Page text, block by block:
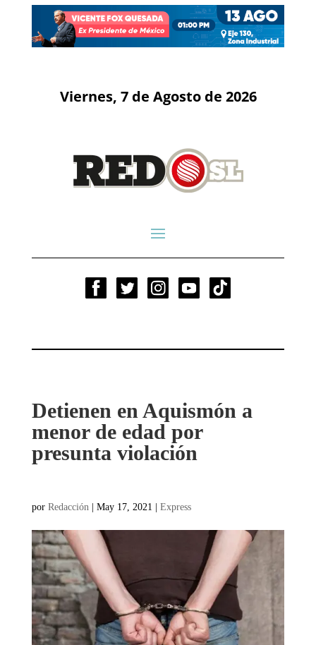
Viernes, 7 de Agosto de 2026
Detienen en Aquismón a
menor de edad por
presunta violación
por Redacción | May 17, 2021 | Express